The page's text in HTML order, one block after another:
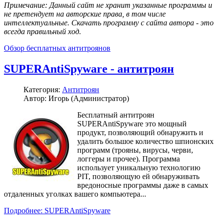
Примечание: Данный сайт не хранит указанные программы и
не претендует на авторские права, в том числе
интеллектуальные. Скачать программу с сайта автора - это
всегда правильный ход.
Обзор бесплатных антитроянов
SUPERAntiSpyware - антитроян
Категория: Антитроян
Автор: Игорь (Администратор)
Бесплатный антитроян
SUPERAntiSpyware это мощный
продукт, позволяющий обнаружить и
удалить большое количество шпионских
программ (трояны, вирусы, черви,
логгеры и прочее). Программа
использует уникальную технологию
PIT, позволяющую ей обнаруживать
вредоносные программы даже в самых
отдаленных уголках вашего компьютера...
Подробнее: SUPERAntiSpyware